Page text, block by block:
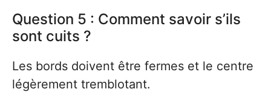
Question 5 : Comment savoir s’ils
sont cuits ?
Les bords doivent être fermes et le centre
légèrement tremblotant.